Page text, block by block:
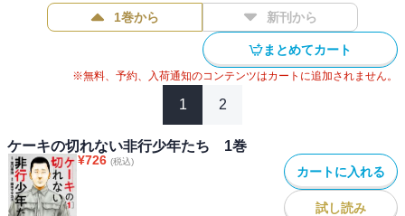
1巻から 新刊から
まとめてカート
※無料、予約、入荷通知のコンテンツはカートに追加されません。
1 2
ケーキの切れない非行少年たち 1巻
¥726 (税込)
カートに入れる
試し読み